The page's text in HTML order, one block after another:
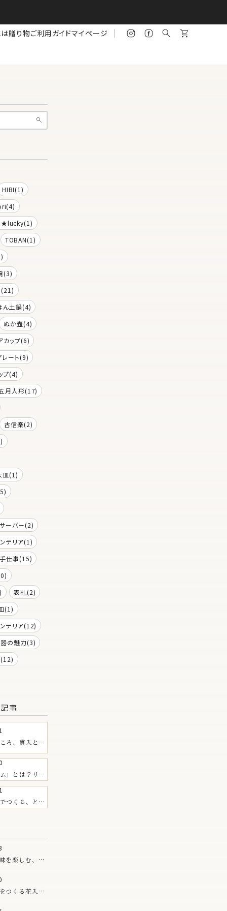
贈り物ご利用ガイドマイページ
HIBI(1)
TOBAN(1)
(3)
(21)
ん土鍋(4)
ぬか壺(4)
カップ(6)
レート(9)
プ(4)
月人形(17)
古信楽(2)
皿(1)
ーバー(2)
テリア(1)
仕事(15)
表札(2)
(1)
テリア(12)
の魅力(3)
事
ろ、貫入と
」とは？リム
めの器
つくる、とう
を楽しむ、夏
つくる花入。